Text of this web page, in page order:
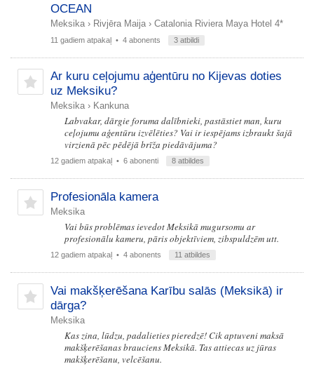
OCEAN
Meksika › Rivjēra Maija › Catalonia Riviera Maya Hotel 4*
11 gadiem atpakaļ • 4 abonents 3 atbildi
Ar kuru ceļojumu aģentūru no Kijevas doties
uz Meksiku?
Meksika › Kankuna
Labvakar, dārgie foruma dalībnieki, pastāstiet man, kuru
ceļojumu aģentūru izvēlēties? Vai ir iespējams izbraukt šajā
virzienā pēc pēdējā brīža piedāvājuma?
12 gadiem atpakaļ • 6 abonenti 8 atbildes
Profesionāla kamera
Meksika
Vai būs problēmas ievedot Meksikā mugursomu ar
profesionālu kameru, pāris objektīviem, zibspuldzēm utt.
12 gadiem atpakaļ • 4 abonents 11 atbildes
Vai makšķerēšana Karību salās (Meksikā) ir
dārga?
Meksika
Kas zina, lūdzu, padalieties pieredzē! Cik aptuveni maksā
makšķerēšanas brauciens Meksikā. Tas attiecas uz jūras
makšķerēšanu, velcēšanu.